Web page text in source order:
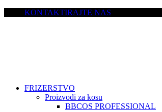
KONTAKTIRAJTE NAS
FRIZERSTVO
Proizvodi za kosu
BBCOS PROFESSIONAL